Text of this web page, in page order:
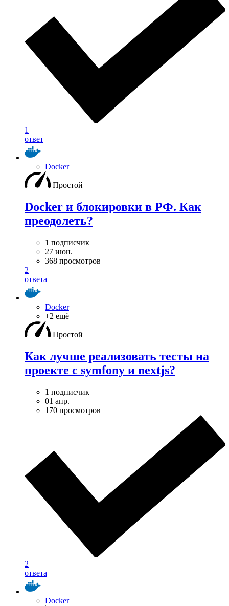
1
ответ
Docker
Простой
Docker и блокировки в РФ. Как
преодолеть?
1 подписчик
27 июн.
368 просмотров
2
ответа
Docker
+2 ещё
Простой
Как лучше реализовать тесты на
проекте с symfony и nextjs?
1 подписчик
01 апр.
170 просмотров
2
ответа
Docker